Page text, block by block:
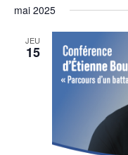
une
mai 2025
JEU
15